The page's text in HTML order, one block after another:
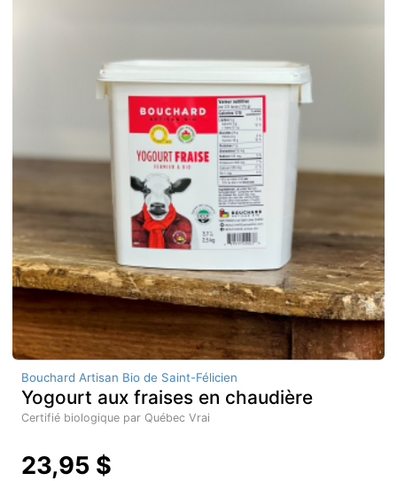
Bouchard Artisan Bio de Saint-Félicien
Yogourt aux fraises en chaudière
Certifié biologique par Québec Vrai
23,95 $